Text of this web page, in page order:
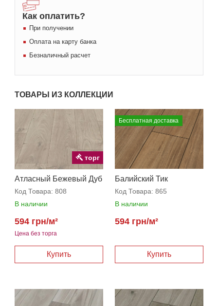
Как оплатить?
При получении
Оплата на карту банка
Безналичный расчет
ТОВАРЫ ИЗ КОЛЛЕКЦИИ
Атласный Бежевый Дуб
Код Товара: 808
В наличии
Цена без торга
594 грн/м²
торг
Бесплатная доставка
Балийский Тик
Код Товара: 865
В наличии
594 грн/м²